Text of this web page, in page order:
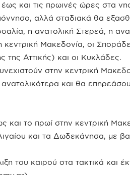
και τις πρωινές ώρες στα
αλλά σταδιακά θα
η ανατολική Στερεά, η
Μακεδονία, οι
της Αττικής) και οι Κυκλάδες.
στην κεντρική
και θα
και το πρωί στην κεντρική
και τα Δωδεκάνησα, με
του καιρού στα τακτικά και